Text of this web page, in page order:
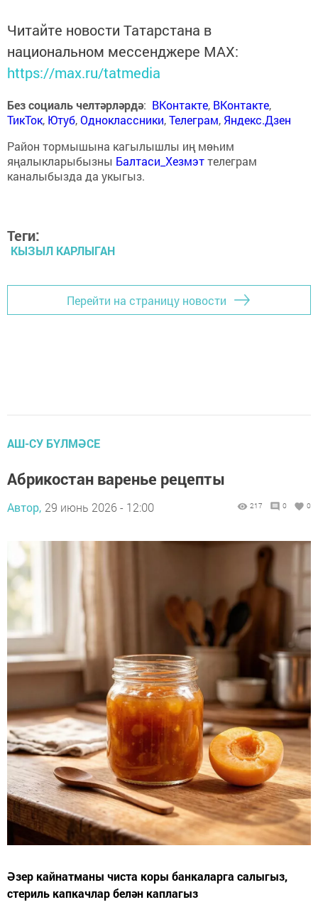
Читайте новости Татарстана в
национальном мессенджере MАХ:
https://max.ru/tatmedia
Без социаль челтәрләрдә: ВКонтакте, ВКонтакте,
ТикТок, Ютуб,Одноклассники,Телеграм, Яндекс.Дзен
Район тормышына кагылышлы иң мөһим
яңалыкларыбызны Балтаси_Хезмэттелеграм
каналыбызда да укыгыз.
Теги:
КЫЗЫЛ КАРЛЫГАН
Перейти на страницу новости
АШ-СУ БҮЛМӘСЕ
Абрикостан варенье рецепты
Автор, 29 июнь 2026 - 12:00 217 0 0
Әзер кайнатманы чиста коры банкаларга салыгыз,
стериль капкачлар белән каплагыз